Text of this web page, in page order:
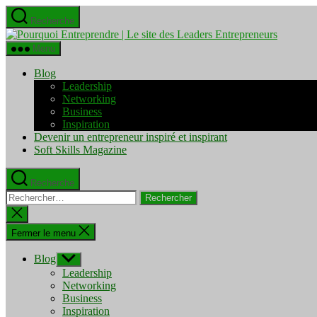
Aller
au
contenu
Recherche
Pourquoi
Menu
Blog
Leadership
Networking
Business
Inspiration
Devenir un entrepreneur inspiré et inspirant
Soft Skills Magazine
Recherche
Rechercher :
Fermer
la
recherche
Fermer le menu
Blog Afficher
le
sous-
menu
Leadership
Networking
Business
Inspiration